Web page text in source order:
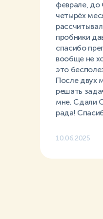
феврале, до
четырёх
пробники
спасибо
вообще не
это
После двух
решать
мне. Сдали
рада!
10.06.2025